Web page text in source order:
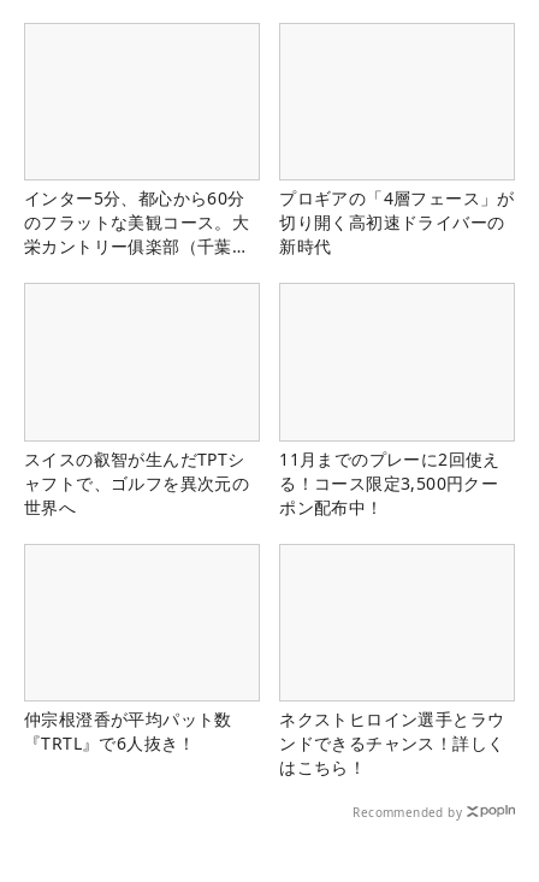
インター5分、都心から60分
のフラットな美観コース。大
栄カントリー俱楽部（千葉
プロギアの「4層フェース」が
切り開く高初速ドライバーの
新時代
スイスの叡智が生んだTPTシ
ャフトで、ゴルフを異次元の
世界へ
11月までのプレーに2回使え
る！コース限定3,500円クー
ポン配布中！
仲宗根澄香が平均パット数
『TRTL』で6人抜き！
ネクストヒロイン選手とラウ
ンドできるチャンス！詳しく
はこちら！
Recommended by